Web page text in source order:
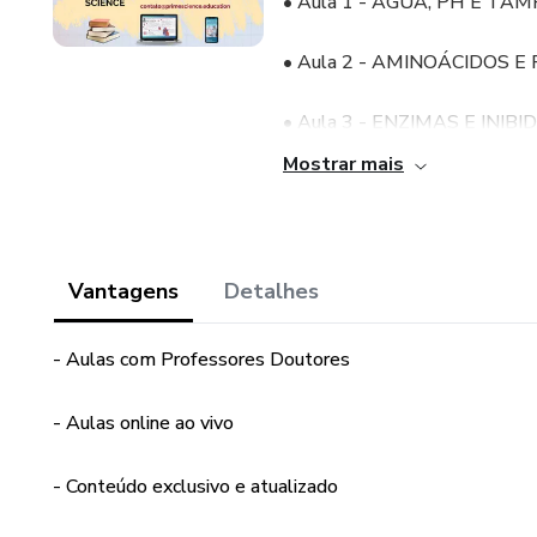
• Aula 2 - AMINOÁCIDOS E
• Aula 3 - ENZIMAS E
• Aula 6 - METABOLISMO
• Aula 7 – METABOLISMO
• Aula 8 - METABOLISMO
Mostrar mais
Vantagens Detalhes
- Aulas com Professores Doutores
- Aulas online ao vivo
- Conteúdo exclusivo e atualizado